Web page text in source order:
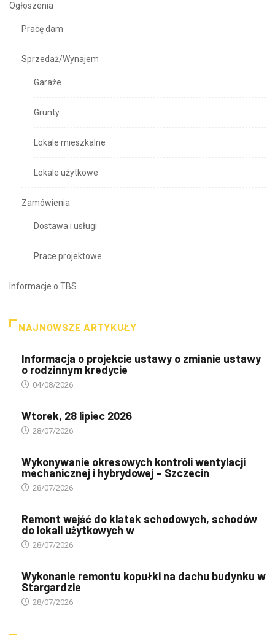
Ogłoszenia
Pracę dam
Sprzedaż/Wynajem
Garaże
Grunty
Lokale mieszkalne
Lokale użytkowe
Zamówienia
Dostawa i usługi
Prace projektowe
Informacje o TBS
NAJNOWSZE ARTYKUŁY
Informacja o projekcie ustawy o zmianie ustawy
o rodzinnym kredycie
04/08/2026
Wtorek, 28 lipiec 2026
28/07/2026
Wykonywanie okresowych kontroli wentylacji
mechanicznej i hybrydowej – Szczecin
28/07/2026
Remont wejść do klatek schodowych, schodów
do lokali użytkowych w
28/07/2026
Wykonanie remontu kopułki na dachu budynku w
Stargardzie
28/07/2026